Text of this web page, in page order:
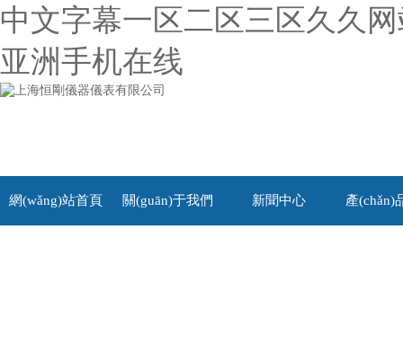
中文字幕一区二区三区久久
亚洲手机在线
網(wǎng)站首頁 關(guān)于我們 新聞中心 產(chǎn)